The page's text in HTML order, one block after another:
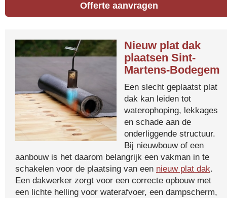
Offerte aanvragen
Nieuw plat dak
plaatsen Sint-
Martens-Bodegem
Een slecht geplaatst plat
dak kan leiden tot
waterophoping, lekkages
en schade aan de
onderliggende structuur.
Bij nieuwbouw of een
aanbouw is het daarom belangrijk een vakman in te
schakelen voor de plaatsing van een nieuw plat dak.
Een dakwerker zorgt voor een correcte opbouw met
een lichte helling voor waterafvoer, een dampscherm,